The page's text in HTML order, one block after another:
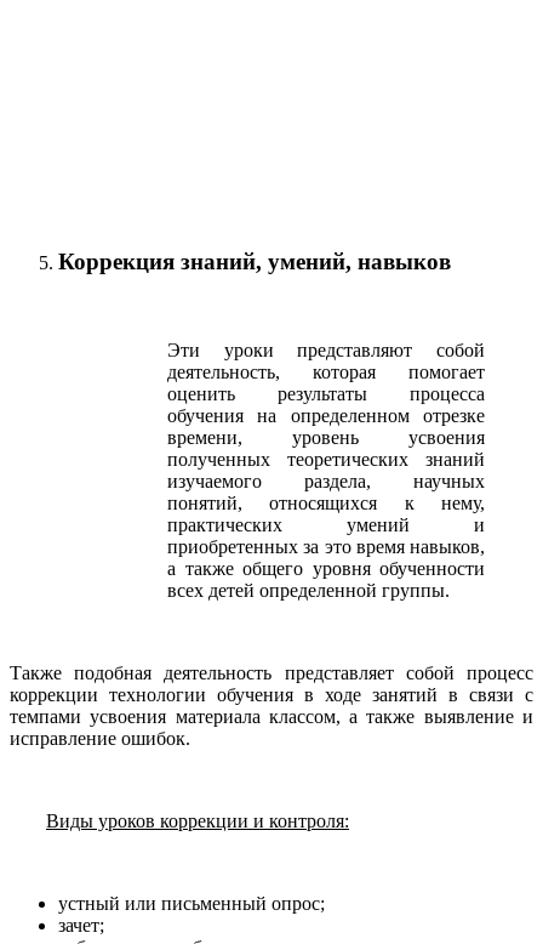
Коррекция знаний, умений, навыков
Эти уроки представляют собой
деятельность, которая помогает
оценить результаты процесса
обучения на определенном отрезке
времени, уровень усвоения
полученных теоретических знаний
изучаемого раздела, научных
понятий, относящихся к нему,
практических умений и
приобретенных за это время навыков,
а также общего уровня обученности
всех детей определенной группы.
Также подобная деятельность представляет собой процесс
коррекции технологии обучения в ходе занятий в связи с
темпами усвоения материала классом, а также выявление и
исправление ошибок.
Виды уроков коррекции и контроля:
устный или письменный опрос;
зачет;